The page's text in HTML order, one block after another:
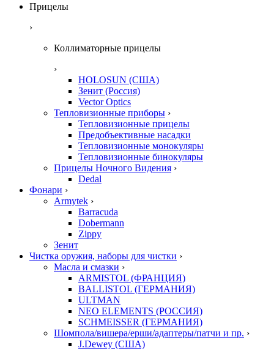
Прицелы
›
Коллиматорные прицелы
›
HOLOSUN (США)
Зенит (Россия)
Vector Optics
Тепловизионные приборы ›
Тепловизионные прицелы
Предобъективные насадки
Тепловизионные монокуляры
Тепловизионные бинокуляры
Прицелы Ночного Видения ›
Dedal
Фонари ›
Armytek ›
Barracuda
Dobermann
Zippy
Зенит
Чистка оружия, наборы для чистки ›
Масла и смазки ›
ARMISTOL (ФРАНЦИЯ)
BALLISTOL (ГЕРМАНИЯ)
ULTMAN
NEO ELEMENTS (РОССИЯ)
SCHMEISSER (ГЕРМАНИЯ)
Шомпола/вишера/ерши/адаптеры/патчи и пр. ›
J.Dewey (США)